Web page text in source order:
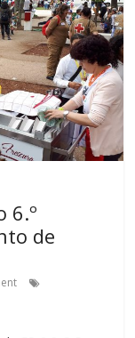
6.º
de